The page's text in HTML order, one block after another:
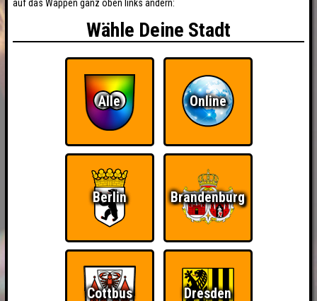
auf das Wappen ganz oben links ändern:
Wähle Deine Stadt
Alle Online
Berlin Brandenburg
Cottbus Dresden